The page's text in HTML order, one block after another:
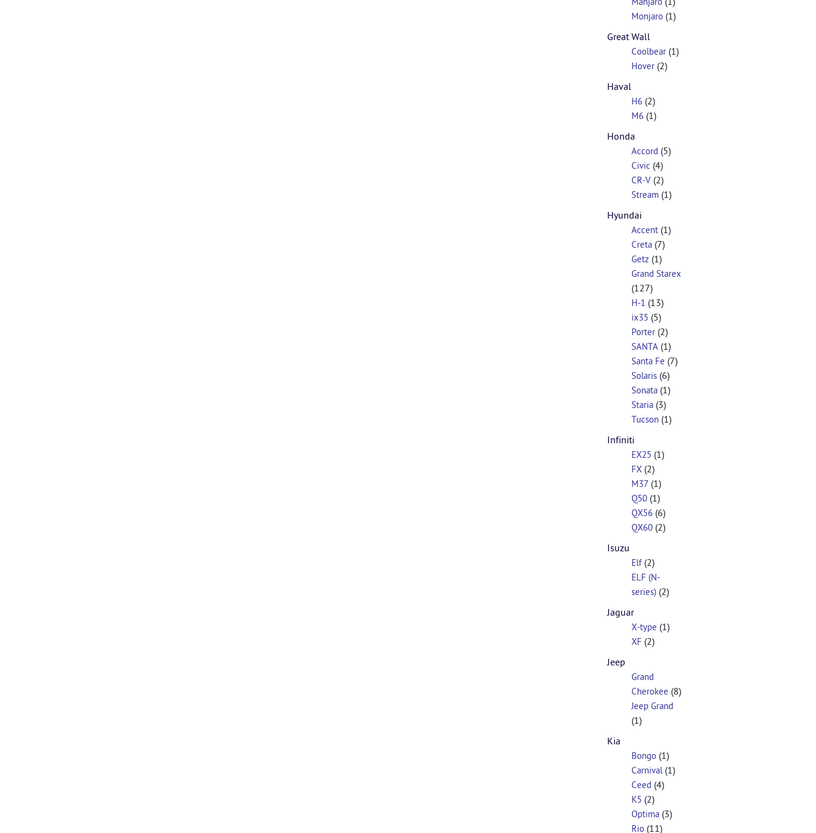
Manjaro
Monjaro(1)
Great Wall
Coolbear(1)
Hover(2)
Haval
H6(2)
M6(1)
Honda
Accord (5)
Civic (4)
CR-V(2)
Stream(1)
Hyundai
Accent(1)
Creta(7)
Getz (1)
Grand Starex
(127)
H-1 (13)
ix35 (5)
Porter(2)
SANTA(1)
Santa Fe (7)
Solaris(6)
Sonata(1)
Staria(3)
Tucson(1)
Infiniti
EX25 (1)
FX(2)
M37(1)
Q50(1)
QX56(6)
QX60(2)
Isuzu
Elf(2)
ELF (N-
series)(2)
Jaguar
X-type (1)
XF (2)
Jeep
Grand
Cherokee (8)
Jeep Grand
(1)
Kia
Bongo(1)
Carnival(1)
Ceed (4)
K5 (2)
Optima(3)
Rio(11)